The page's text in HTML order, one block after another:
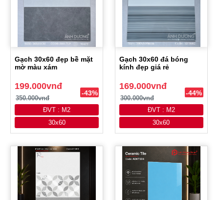
Gạch 30x60 đẹp bề mặt
mờ màu xám
199.000vnđ
350.000vnđ
-43%
ĐVT : M2
30x60
Gạch 30x60 đá bóng
kính đẹp giá rẻ
169.000vnđ
300.000vnđ
-44%
ĐVT : M2
30x60